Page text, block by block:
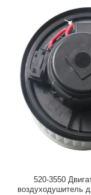
520-3550
воздуходушитель